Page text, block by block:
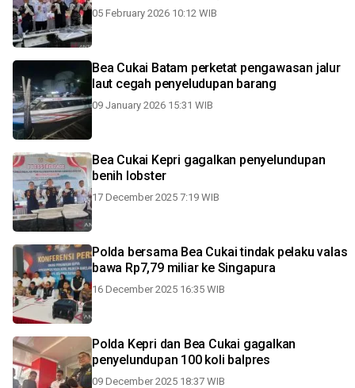
05 February 2026 10:12 WIB
Bea Cukai Batam perketat pengawasan jalur
laut cegah penyeludupan barang
09 January 2026 15:31 WIB
Bea Cukai Kepri gagalkan penyelundupan
benih lobster
17 December 2025 7:19 WIB
Polda bersama Bea Cukai tindak pelaku valas
bawa Rp7,79 miliar ke Singapura
16 December 2025 16:35 WIB
Polda Kepri dan Bea Cukai gagalkan
penyelundupan 100 koli balpres
09 December 2025 18:37 WIB